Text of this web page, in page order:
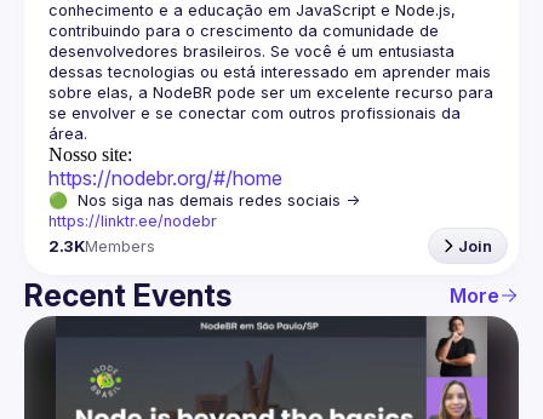
conhecimento e a educação em JavaScript e Node.js,
contribuindo para o crescimento da comunidade de
desenvolvedores brasileiros. Se você é um entusiasta
dessas tecnologias ou está interessado em aprender mais
sobre elas, a NodeBR pode ser um excelente recurso para
se envolver e se conectar com outros profissionais da
Nosso site:
https://nodebr.org/#/home
https://linktr.ee/nodebr
2.3KMembers Join
Recent Events More